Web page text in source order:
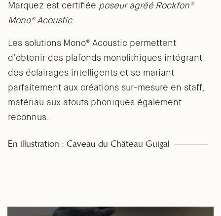
Marquez est certifiée poseur agréé Rockfon®
Mono® Acoustic.
Les solutions Mono® Acoustic permettent
d’obtenir des plafonds monolithiques intégrant
des éclairages intelligents et se mariant
parfaitement aux créations sur-mesure en staff,
matériau aux atouts phoniques également
reconnus.
En illustration : Caveau du Château Guigal